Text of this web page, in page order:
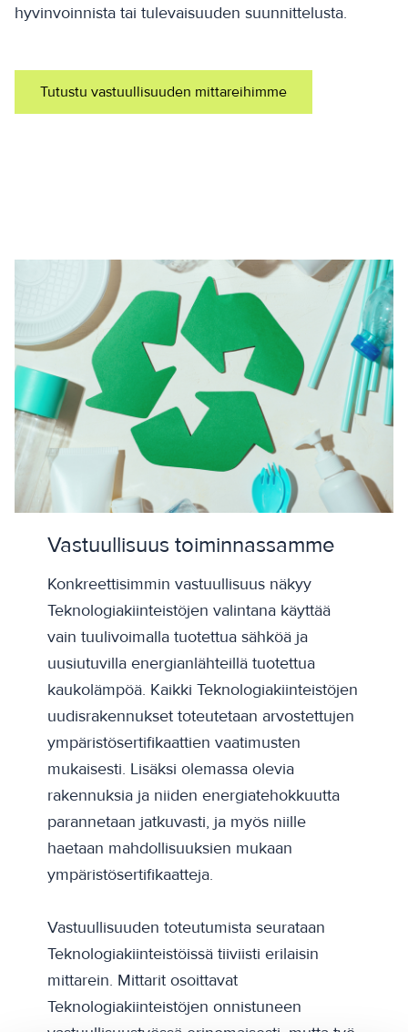
hyvinvoinnista tai tulevaisuuden suunnittelusta.
Tutustu vastuullisuuden mittareihimme
Vastuullisuus toiminnassamme
Konkreettisimmin vastuullisuus näkyy
Teknologiakiinteistöjen valintana käyttää
vain tuulivoimalla tuotettua sähköä ja
uusiutuvilla energianlähteillä tuotettua
kaukolämpöä. Kaikki Teknologiakiinteistöjen
uudisrakennukset toteutetaan arvostettujen
ympäristösertifikaattien vaatimusten
mukaisesti. Lisäksi olemassa olevia
rakennuksia ja niiden energiatehokkuutta
parannetaan jatkuvasti, ja myös niille
haetaan mahdollisuuksien mukaan
ympäristösertifikaatteja.
Vastuullisuuden toteutumista seurataan
Teknologiakiinteistöissä tiiviisti erilaisin
mittarein. Mittarit osoittavat
Teknologiakiinteistöjen onnistuneen